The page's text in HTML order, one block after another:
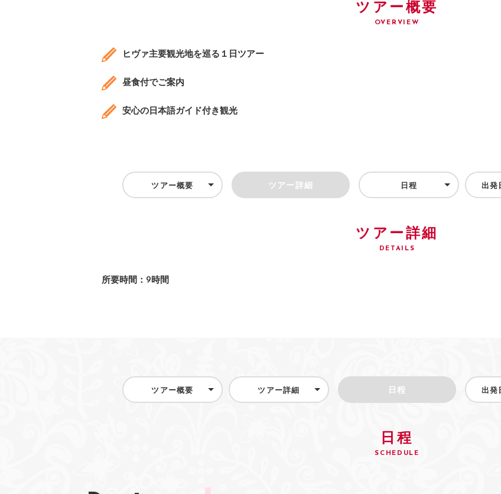
ツアー概要
OVERVIEW
ヒヴァ主要観光地を巡る１日ツアー
昼食付でご案内
安心の日本語ガイド付き観光
ツアー概要 ツアー詳細 日程 出発
ツアー詳細
DETAILS
所要時間：9時間
ツアー概要 ツアー詳細 日程 出発
日程
SCHEDULE